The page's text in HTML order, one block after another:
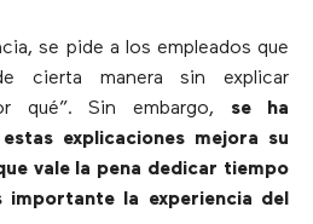
se pide a los empleados que
cierta manera sin explicar
qué”. Sin embargo, se ha
explicaciones mejora su
vale la pena dedicar tiempo
la experiencia del